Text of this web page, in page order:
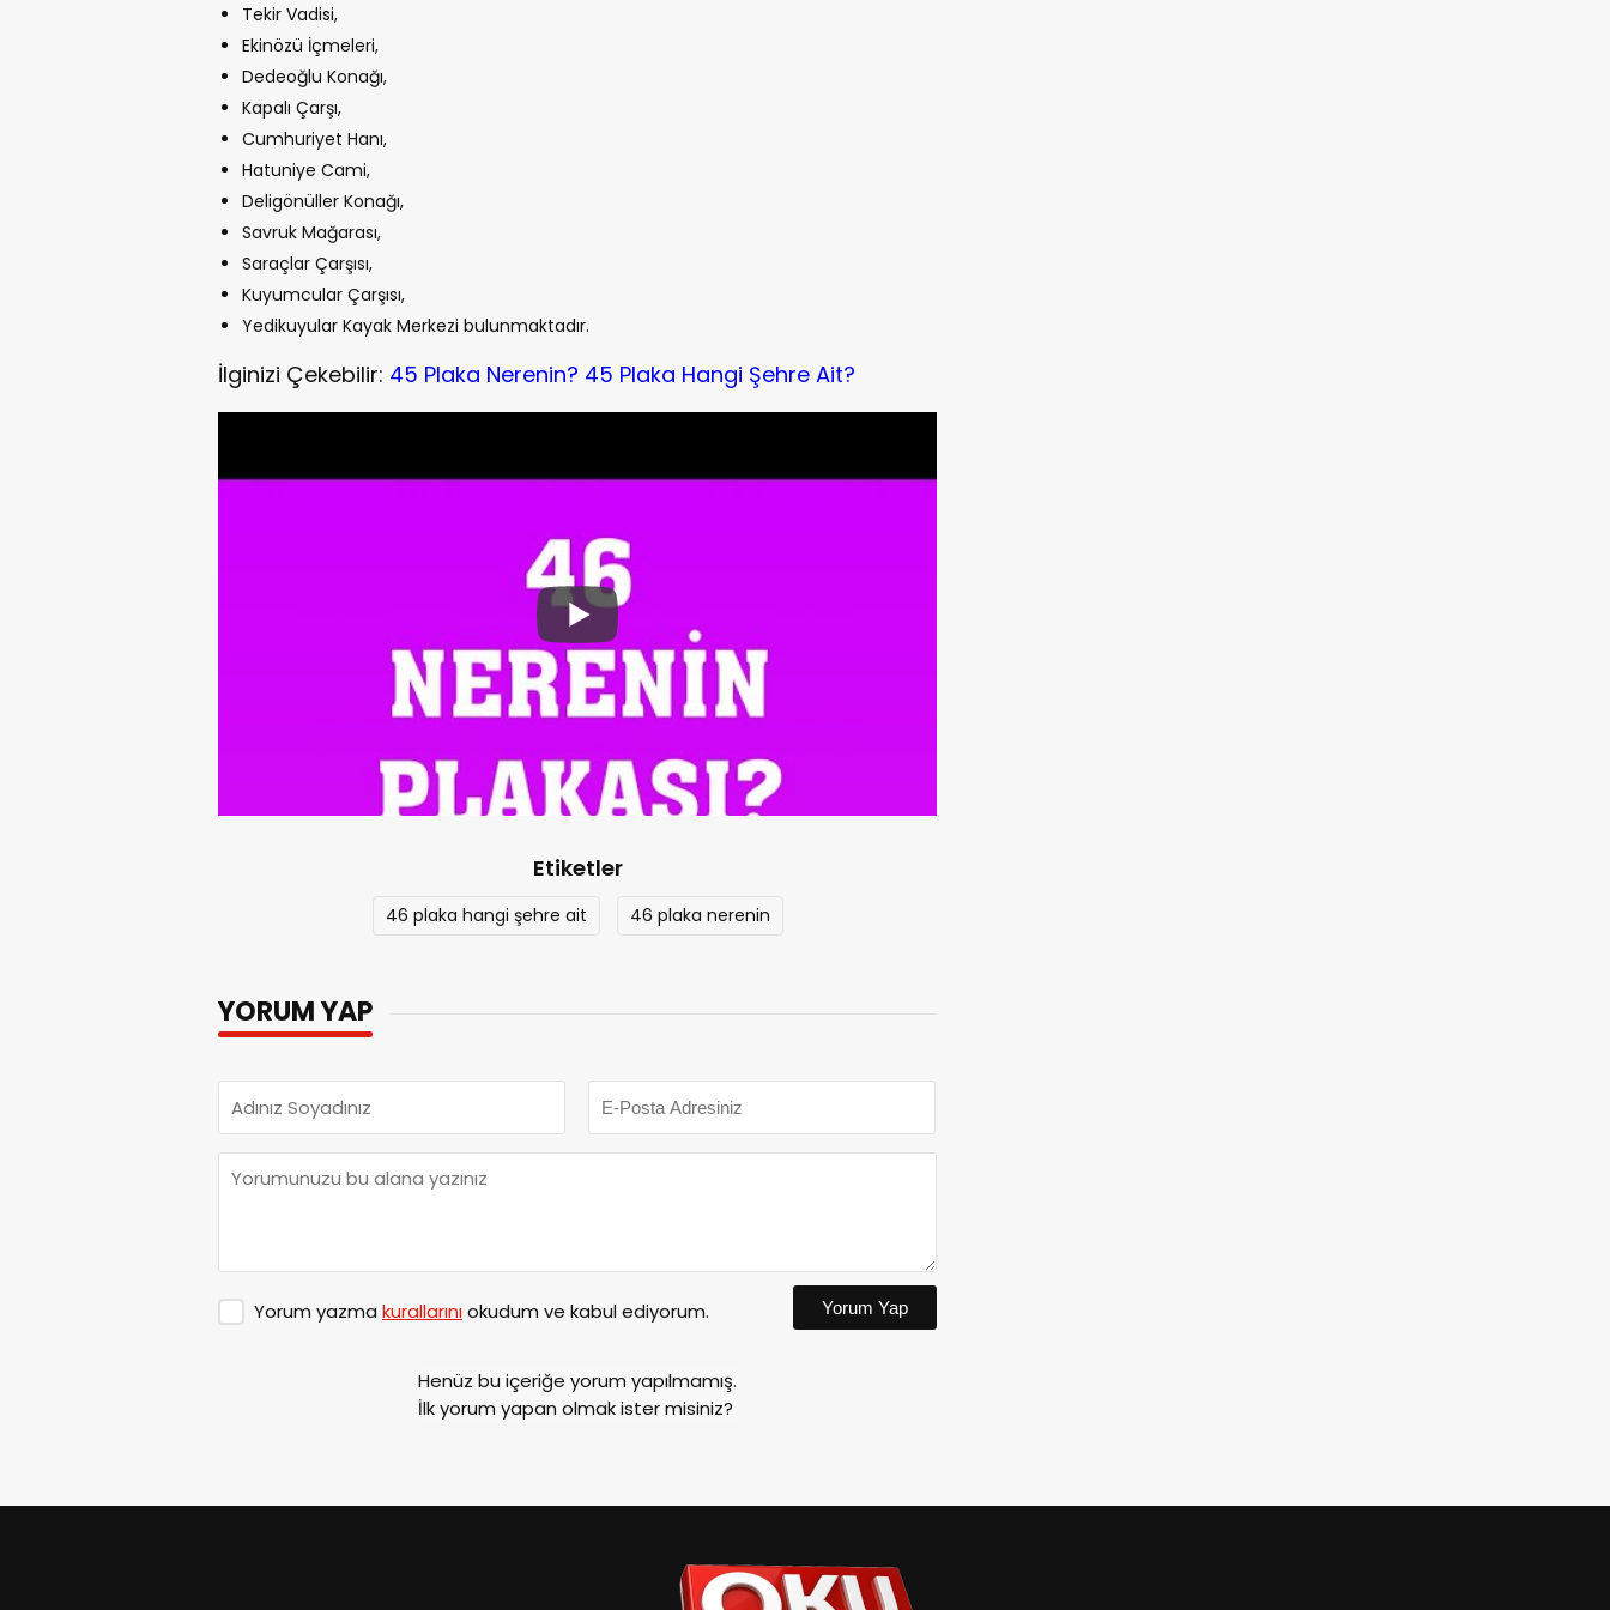
Tekir Vadisi,
Ekinözü İçmeleri,
Dedeoğlu Konağı,
Kapalı Çarşı,
Cumhuriyet Hanı,
Hatuniye Cami,
Deligönüller Konağı,
Savruk Mağarası,
Saraçlar Çarşısı,
Kuyumcular Çarşısı,
Yedikuyular Kayak Merkezi bulunmaktadır.
İlginizi Çekebilir: 45 Plaka Nerenin? 45 Plaka Hangi Şehre Ait?
Etiketler
46 plaka hangi şehre ait 46 plaka nerenin
YORUM YAP
Yorum yazma kurallarınıokudum ve kabul ediyorum. Yorum Yap
Henüz bu içeriğe yorum yapılmamış.
İlk yorum yapan olmak ister misiniz?